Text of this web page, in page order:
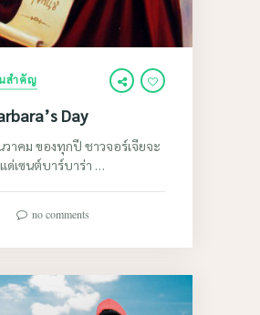
สำคัญ
Day
าคม ของทุกปี ชาวจอร์เจียจะ
ด่เซนต์บาร์บาร่า …
no comments